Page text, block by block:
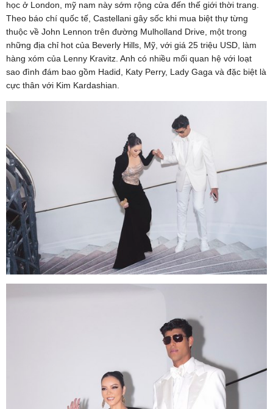
học ở London, mỹ nam này sớm rộng cửa đến thế giới thời trang.
Theo báo chí quốc tế, Castellani gây sốc khi mua biệt thự từng
thuộc về John Lennon trên đường Mulholland Drive, một trong
những địa chỉ hot của Beverly Hills, Mỹ, với giá 25 triệu USD, làm
hàng xóm của Lenny Kravitz. Anh có nhiều mối quan hệ với loạt
sao đình đám bao gồm Hadid, Katy Perry, Lady Gaga và đặc biệt là
cực thân với Kim Kardashian.